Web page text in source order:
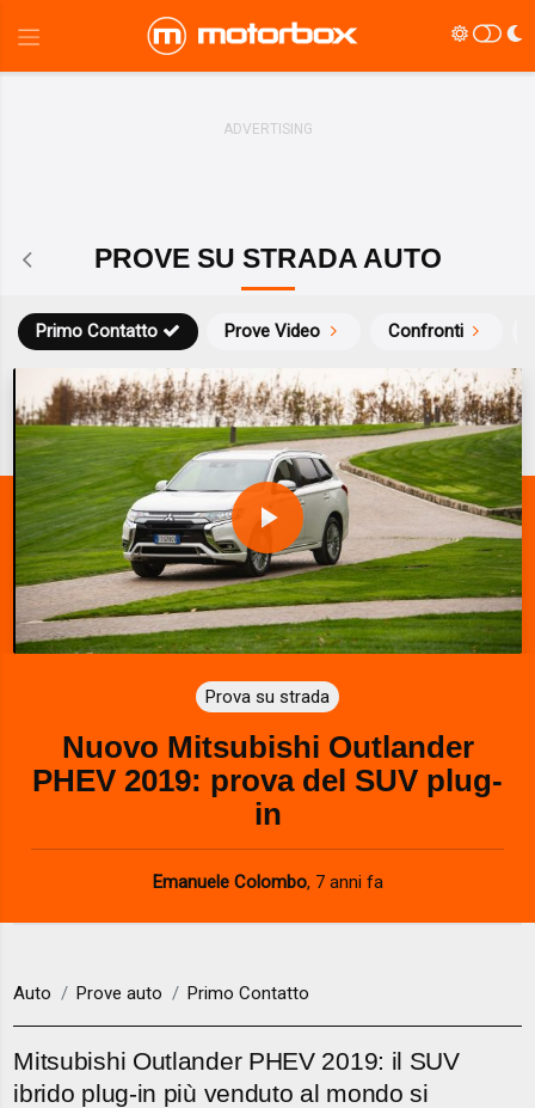
PROVE SU STRADA AUTO
Prove Video Confronti
Primo Contatto
P
l
a
y
V
i
d
e
Prova su strada
Nuovo Mitsubishi Outlander
PHEV 2019: prova del SUV plug-
in
Emanuele Colombo, 7 anni fa
Auto Prove auto Primo Contatto
Mitsubishi Outlander PHEV 2019: il SUV
ibrido plug-in più venduto al mondo si